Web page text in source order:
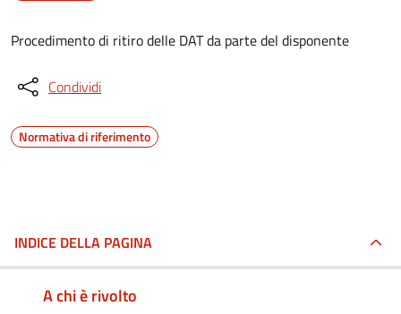
Procedimento di ritiro delle DAT da parte del disponente
Condividi
Normativa di riferimento
INDICE DELLA PAGINA
A chi è rivolto